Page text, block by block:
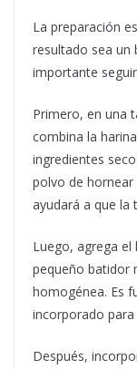
La preparación
resultado sea un
importante
Primero, en una
combina la
ingredientes
polvo de
ayudará a que la
Luego, agrega
pequeño batidor
homogénea. Es
incorporado
Después,